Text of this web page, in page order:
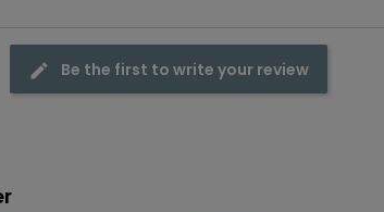
Be the first to write your review